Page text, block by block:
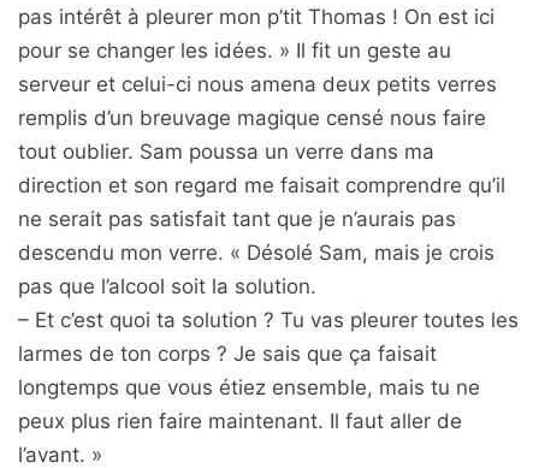
pas intérêt à pleurer mon p’tit Thomas ! On est ici
pour se changer les idées. » Il fit un geste au
serveur et celui-ci nous amena deux petits verres
remplis d’un breuvage magique censé nous faire
tout oublier. Sam poussa un verre dans ma
direction et son regard me faisait comprendre qu’il
ne serait pas satisfait tant que je n’aurais pas
descendu mon verre. « Désolé Sam, mais je crois
pas que l’alcool soit la solution.
– Et c’est quoi ta solution ? Tu vas pleurer toutes les
larmes de ton corps ? Je sais que ça faisait
longtemps que vous étiez ensemble, mais tu ne
peux plus rien faire maintenant. Il faut aller de
l’avant. »